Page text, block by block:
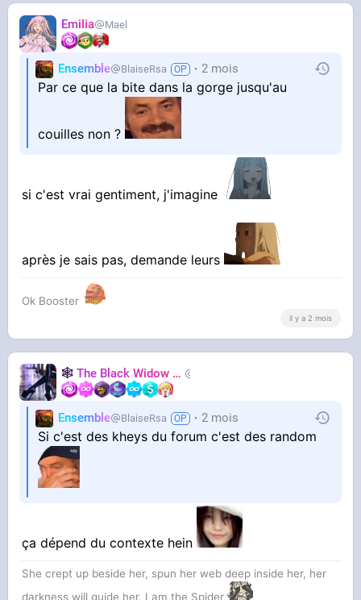
EmiIia Mael
Ensemble BlaiseRsa 2 mois
Par ce que la bite dans la gorge jusqu'au
couilles non ?
si c'est vrai gentiment, j'imagine
après je sais pas, demande leurs
Ok Booster
il y a 2 mois
🕸️ The Black Widow 🕷️
Ensemble BlaiseRsa 2 mois
Si c'est des kheys du forum c'est des random
ça dépend du contexte hein
She crept up beside her, spun her web deep inside her, her
darkness will guide her, I am the Spider